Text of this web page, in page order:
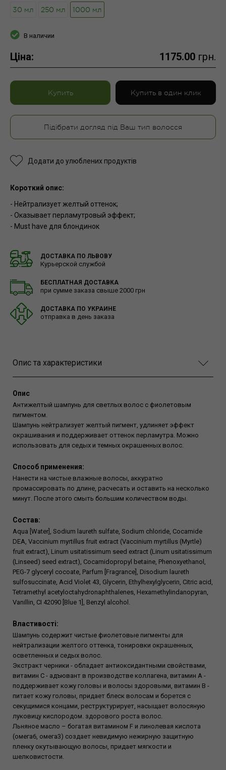
30 мл 250 мл 1000 мл
В наличии
Ціна: 1175.00 грн.
Купить Купить в один клик
Підібрати догляд під Ваш тип волосся
Додати до улюблених продуктів
Короткий опис:
- Нейтрализует желтый оттенок;
- Оказывает перламутровый эффект;
- Must have для блондинок
ДОСТАВКА ПО ЛЬВОВУ
Курьерской службой
БЕСПЛАТНАЯ ДОСТАВКА
при сумме заказа свыше 2000 грн
ДОСТАВКА ПО УКРАИНЕ
отправка в день заказа
Опис та характеристики
Опис
Антижелтый шампунь для светлых волос с фиолетовым
пигментом.
Шампунь нейтрализует желтый пигмент, удлиняет эффект
окрашивания и поддерживает оттенок перламутра. Можно
использовать для седых и темных окрашенных волос.
Способ применения:
Нанести на чистые влажные волосы, аккуратно
промассировать по длине, расчесать и оставить на несколько
минут. После этого смыть большим количеством воды.
Состав:
Aqua [Water], Sodium laureth sulfate, Sodium chloride, Cocamide
DEA, Vaccinium myrtillus fruit extract (Vaccinium myrtillus (Myrtle)
fruit extract), Linum usitatissimum seed extract (Linum usitatissimum
(Linseed) seed extract), Cocamidopropyl betaine, Phenoxyethanol,
PEG-7 glyceryl cocoate, Parfum [Fragrance], Disodium laureth
sulfosuccinate, Acid Violet 43, Glycerin, Ethylhexylglycerin, Citric acid,
Tetramethyl acetyloctahydronaphthalenes, Hexamethylindanopyran,
Vanillin, CI 42090 [Blue 1], Benzyl alcohol.
Властивості:
Шампунь содержит чистые фиолетовые пигменты для
нейтрализации желтого оттенка, тонировки окрашенных,
осветленных и седых волос.
Экстракт черники - обладает антиоксидантными свойствами,
витамин С - адъювант в производстве коллагена, витамин А -
поддерживает кожу головы и волосы здоровыми, витамин В -
питает кожу головы, придает блеск волосам и борется с
секущимися концами, реструктурирует, насыщает волосяную
луковицу кислородом. здорового роста волос.
Льняное масло – богатая витамином F и линолевая кислота
(омега6, омега3) создает невидимую нежирную защитную
пленку окутывающую волосы, придает мягкости и
шелковистости.